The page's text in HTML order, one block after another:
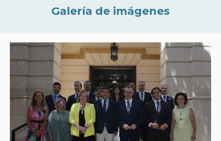
Galería de imágenes